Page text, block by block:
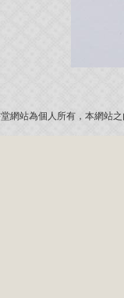
網站為個人所有，本網站